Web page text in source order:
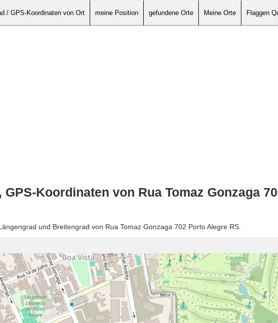
/ GPS-Koordinaten von Ort meine Position gefundene Orte Meine Orte Flaggen
Koordinaten von Rua Tomaz Gonzaga
und Breitengrad von Rua Tomaz Gonzaga 702 Porto Alegre RS.